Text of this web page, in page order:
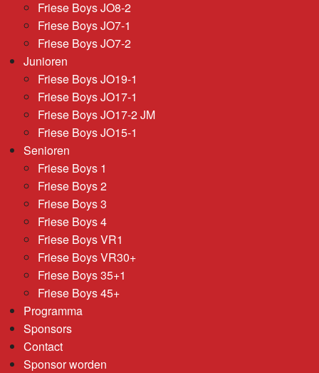
Friese Boys JO8-2
Friese Boys JO7-1
Friese Boys JO7-2
Junioren
Friese Boys JO19-1
Friese Boys JO17-1
Friese Boys JO17-2 JM
Friese Boys JO15-1
Senioren
Friese Boys 1
Friese Boys 2
Friese Boys 3
Friese Boys 4
Friese Boys VR1
Friese Boys VR30+
Friese Boys 35+1
Friese Boys 45+
Programma
Sponsors
Contact
Sponsor worden